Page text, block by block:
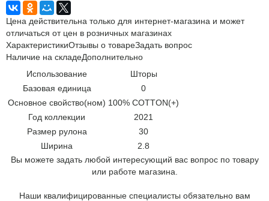
Цена действительна только для интернет-магазина и может
отличаться от цен в розничных магазинах
ХарактеристикиОтзывы о товареЗадать вопрос
Наличие на складеДополнительно
Использование
Шторы
Базовая единица
0
Основное свойство(ном) 100% COTTON(+)
Год коллекции
2021
Размер рулона
30
Ширина
2.8
Вы можете задать любой интересующий вас вопрос по товару
или работе магазина.
Наши квалифицированные специалисты обязательно вам